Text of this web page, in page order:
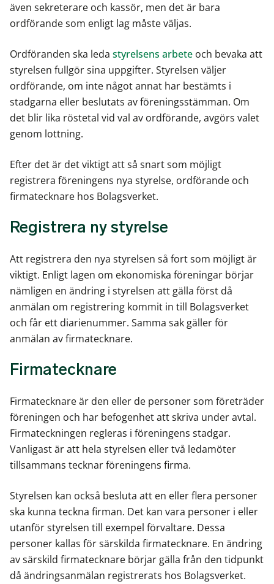
även sekreterare och kassör, men det är bara
ordförande som enligt lag måste väljas.
Ordföranden ska leda styrelsens arbete och bevaka att
styrelsen fullgör sina uppgifter. Styrelsen väljer
ordförande, om inte något annat har bestämts i
stadgarna eller beslutats av föreningsstämman. Om
det blir lika röstetal vid val av ordförande, avgörs valet
genom lottning.
Efter det är det viktigt att så snart som möjligt
registrera föreningens nya styrelse, ordförande och
firmatecknare hos Bolagsverket.
Registrera ny styrelse
Att registrera den nya styrelsen så fort som möjligt är
viktigt. Enligt lagen om ekonomiska föreningar börjar
nämligen en ändring i styrelsen att gälla först då
anmälan om registrering kommit in till Bolagsverket
och får ett diarienummer. Samma sak gäller för
anmälan av firmatecknare.
Firmatecknare
Firmatecknare är den eller de personer som företräder
föreningen och har befogenhet att skriva under avtal.
Firmateckningen regleras i föreningens stadgar.
Vanligast är att hela styrelsen eller två ledamöter
tillsammans tecknar föreningens firma.
Styrelsen kan också besluta att en eller flera personer
ska kunna teckna firman. Det kan vara personer i eller
utanför styrelsen till exempel förvaltare. Dessa
personer kallas för särskilda firmatecknare. En ändring
av särskild firmatecknare börjar gälla från den tidpunkt
då ändringsanmälan registrerats hos Bolagsverket.